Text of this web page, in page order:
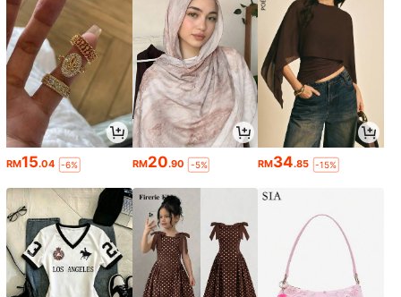
RM15.04 -6% RM20.90 -5% RM34.85 -15%